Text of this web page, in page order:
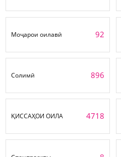
Моҷарои оилавӣ 92
Солимӣ 896
ҚИССАҲОИ ОИЛА 4718